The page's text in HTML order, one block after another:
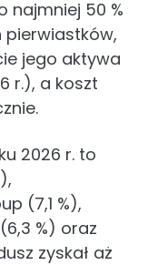
najmniej 50 %
pierwiastków,
jego aktywa
r.), a koszt
2026 r. to
(7,1 %),
%) oraz
zyskał aż